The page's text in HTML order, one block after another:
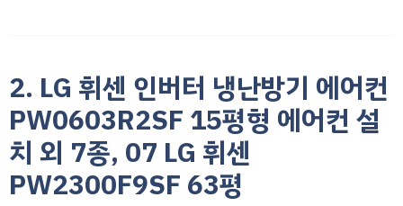
2. LG 휘센 인버터 냉난방기 에어컨
PW0603R2SF 15평형 에어컨 설
치 외 7종, 07 LG 휘센
PW2300F9SF 63평